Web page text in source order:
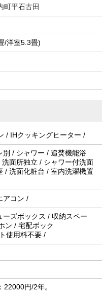
町平石古田
/洋室5.3畳)
/ IHクッキングヒーター /
別 / シャワー / 追焚機能浴
面所独立 / シャワー付洗面
/ 洗面化粧台 / 室内洗濯機置
アコン /
ーズボックス / 収納スペー
ン / 宅配ボック
使用料不要 /
円/2年。